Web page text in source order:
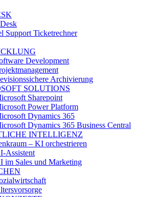
Support Ticketrechner
Development
Archivierung
SOLUTIONS
Sharepoint
Power Platform
Dynamics 365
Dynamics 365 Business Central
INTELLIGENZ
– KI orchestrieren
Assistent
im Sales und Marketing